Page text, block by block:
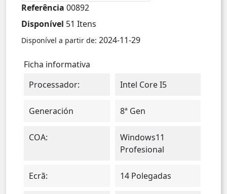
Referência 00892
Disponível 51 Itens
Disponível a partir de: 2024-11-29
Ficha informativa
Processador:
Intel Core I5
Generación 8ª Gen
COA:
Windows11
Profesional
Ecrã: 14 Polegadas